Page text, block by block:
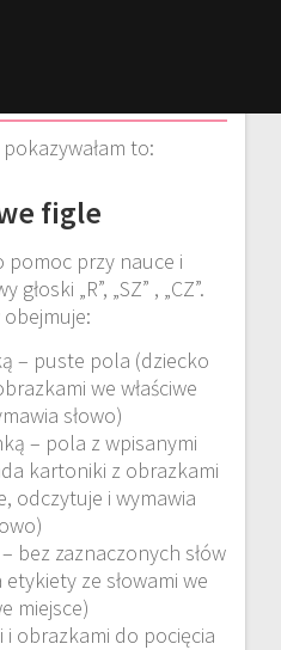
to:
figle
pomoc przy nauce i
„R”, „SZ” , „CZ”.
– puste pola (dziecko
we właściwe
słowo)
– pola z wpisanymi
kartoniki z obrazkami
odczytuje i wymawia
bez zaznaczonych słów
ze słowami we
miejsce)
i obrazkami do pocięcia